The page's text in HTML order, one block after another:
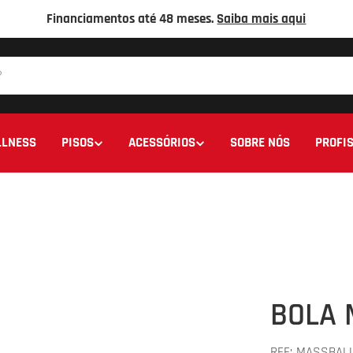
Financiamentos até 48 meses.Saiba mais aqui
PISOS ACESSÓRIOS SOBRE NÓS
BOLA